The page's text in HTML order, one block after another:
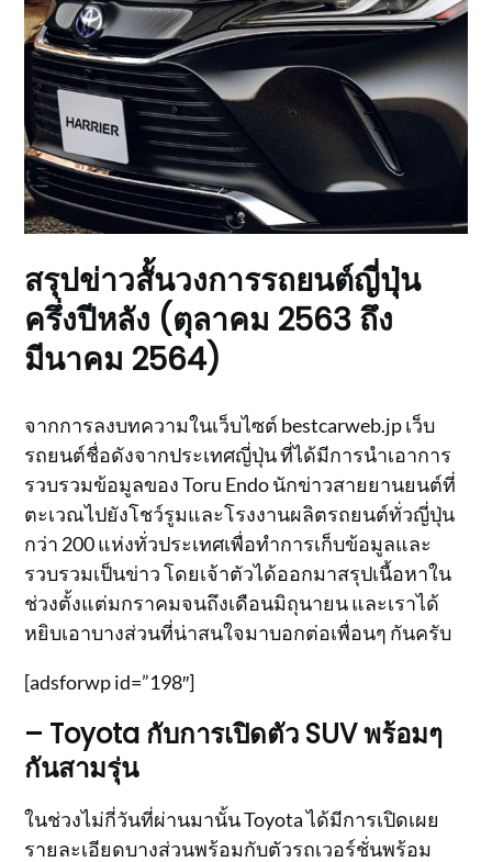
สรุปข่าวสั้นวงการรถยนต์ญี่ปุ่น
ครึ่งปีหลัง (ตุลาคม 2563 ถึง
มีนาคม 2564)
จากการลงบทความในเว็บไซต์ bestcarweb.jp เว็บ
รถยนต์ชื่อดังจากประเทศญี่ปุ่น ที่ได้มีการนำเอาการ
รวบรวมข้อมูลของ Toru Endo นักข่าวสายยานยนต์ที่
ตะเวณไปยังโชว์รูมและโรงงานผลิตรถยนต์ทั่วญี่ปุ่น
กว่า 200 แห่งทั่วประเทศเพื่อทำการเก็บข้อมูลและ
รวบรวมเป็นข่าว โดยเจ้าตัวได้ออกมาสรุปเนื้อหาใน
ช่วงตั้งแต่มกราคมจนถึงเดือนมิถุนายน และเราได้
หยิบเอาบางส่วนที่น่าสนใจมาบอกต่อเพื่อนๆ กันครับ
[adsforwp id=”198″]
– Toyota กับการเปิดตัว SUV พร้อมๆ
กันสามรุ่น
ในช่วงไม่กี่วันที่ผ่านมานั้น Toyota ได้มีการเปิดเผย
รายละเอียดบางส่วนพร้อมกับตัวรถเวอร์ชั่นพร้อม